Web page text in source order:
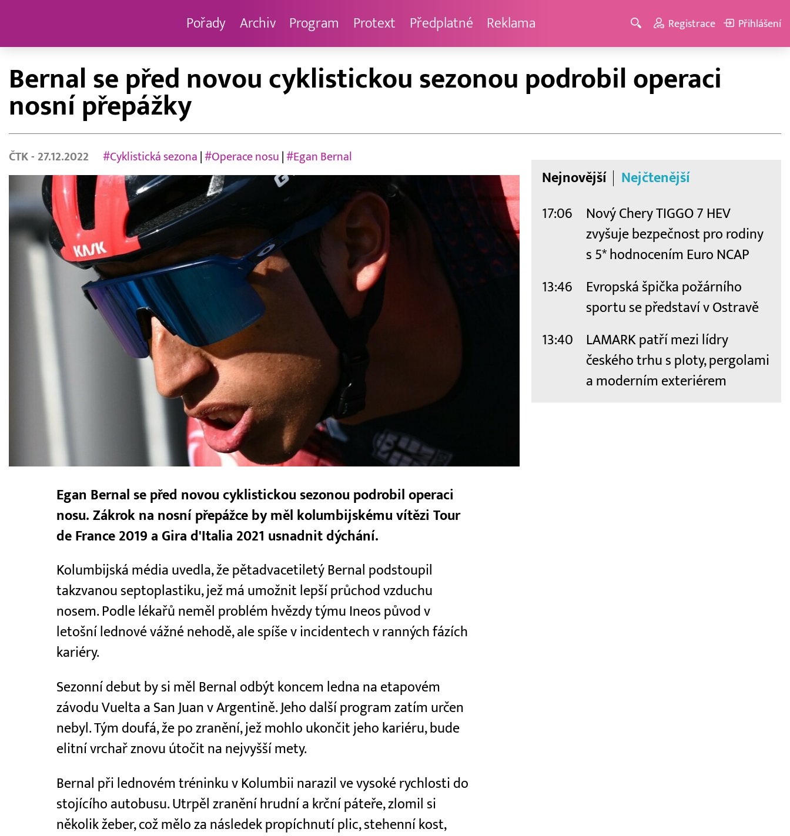
Pořady Archiv Program Protext Předplatné Reklama Registrace Přihlášení
Bernal se před novou cyklistickou sezonou podrobil operaci
nosní přepážky
ČTK - 27.12.2022 #Cyklistická sezona #Operace nosu #Egan Bernal
Egan Bernal se před novou cyklistickou sezonou podrobil operaci
nosu. Zákrok na nosní přepážce by měl kolumbijskému vítězi Tour
de France 2019 a Gira d'Italia 2021 usnadnit dýchání.
Kolumbijská média uvedla, že pětadvacetiletý Bernal podstoupil
takzvanou septoplastiku, jež má umožnit lepší průchod vzduchu
nosem. Podle lékařů neměl problém hvězdy týmu Ineos původ v
letošní lednové vážné nehodě, ale spíše v incidentech v ranných fázích
kariéry.
Sezonní debut by si měl Bernal odbýt koncem ledna na etapovém
závodu Vuelta a San Juan v Argentině. Jeho další program zatím určen
nebyl. Tým doufá, že po zranění, jež mohlo ukončit jeho kariéru, bude
elitní vrchař znovu útočit na nejvyšší mety.
Bernal při lednovém tréninku v Kolumbii narazil ve vysoké rychlosti do
stojícího autobusu. Utrpěl zranění hrudní a krční páteře, zlomil si
několik žeber, což mělo za následek propíchnutí plic, stehenní kost,
Nejnovější Nejčtenější
17:06
Nový Chery TIGGO 7 HEV
zvyšuje bezpečnost pro rodiny
s 5* hodnocením Euro NCAP
13:46
Evropská špička požárního
sportu se představí v Ostravě
13:40
LAMARK patří mezi lídry
českého trhu s ploty, pergolami
a moderním exteriérem